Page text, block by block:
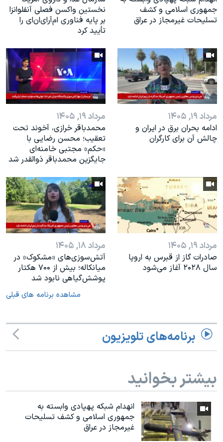
جمهوری اسلامی و کشف
تسلیحات غیرمجاز در عراق
نخستین واکسن فصلی آنفلوانزا
بر پایه فناوری ام‌آر‌ای‌ان‌ای را
تأیید کرد
مرداد ۱۹, ۱۴۰۵
ادامه بحران برق در ایران و
چالش آن برای کارگران
مرداد ۱۹, ۱۴۰۵
محمدباقر خرازی، آخوند تحت
تعقیب؛ محسن رضایی با
«حکم» مجتبی خامنه‌ای
جایگزین محمدباقر ذوالقدر شد
مرداد ۱۹, ۱۴۰۵
صادرات گاز از قبرس به اروپا
سال ۲۰۲۸ آغاز می‌شود
مرداد ۱۸, ۱۴۰۵
آتش‌سوزی‌های «مشکوک» در
میانکاله؛ بیش از ۷۰۰ هکتار
پوشش‌گیاهی نابود شد
مشاهده برنامه های قبلی
برنامه‌های تلویزیون
بیشتر بخوانید
انهدام شبکه پهپادی وابسته به
جمهوری اسلامی و کشف تسلیحات
غیرمجاز در عراق